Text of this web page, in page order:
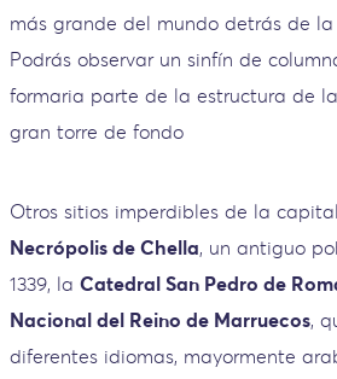
más grande del mundo detrás de
Podrás observar un sinfín de
formaria parte de la estructura de
gran torre de fondo
Otros sitios imperdibles de la
Necrópolis de Chella, un antiguo
1339, la Catedral San Pedro de
Nacional del Reino de Marruecos,
diferentes idiomas, mayormente